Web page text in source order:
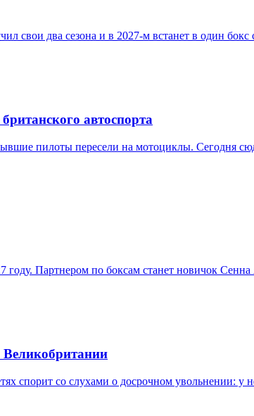
свои два сезона и в 2027-м встанет в один бокс
автоспорта
пилоты пересели на мотоциклы. Сегодня
году. Партнером по боксам станет новичок
спорит со слухами о досрочном увольнении: у